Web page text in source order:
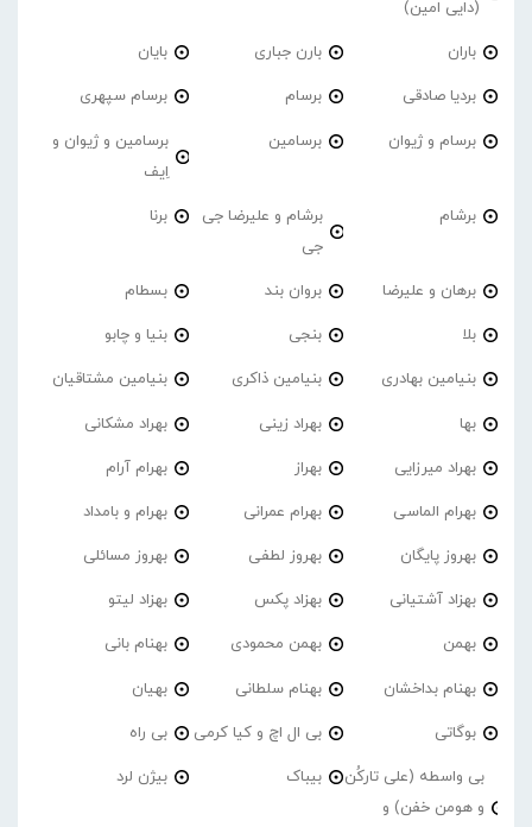
(دایی امین)
باران بارن جباری بایان
بردیا صادقی برسام برسام سپهری
برسام و ژیوان برسامین
برسامین و ژیوان و
اِیف
برشام
برشام و علیرضا جی
جی
برنا
برهان و علیرضا بروان بند بسطام
بلا بنجی بنیا و چابو
بنیامین بهادری بنیامین ذاکری بنیامین مشتاقیان
بها بهراد زینی بهراد مشکانی
بهراد میرزایی بهراز بهرام آرام
بهرام الماسی بهرام عمرانی بهرام و بامداد
بهروز پایگان بهروز لطفی بهروز مسائلی
بهزاد آشتیانی بهزاد پکس بهزاد لیتو
بهمن بهمن محمودی بهنام بانی
بهنام بداخشان بهنام سلطانی بهیان
بوگاتی بی ال اچ و کیا کرمی بی راه
بی واسطه (علی تارکُن
و هومن خفن) و
بیباک بیژن لرد